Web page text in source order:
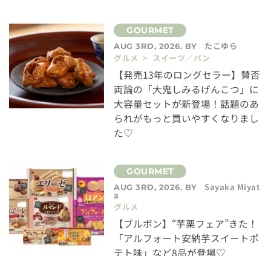
AUG 3RD, 2026. BY
たこゆら
グルメ > スイーツ／パン
【発売13年のロングセラー】賛否
両論の「大鬼しみるげんこつ」に
大容量セットが新登場！話題のあ
られがもっと買いやすくなりまし
た♡
AUG 3RD, 2026. BY Sayaka Miyat
a
グルメ
【ブルボン】“芋栗フェア”きた！
「アルフォート安納芋スイートポ
テト味」など8品が登場♡